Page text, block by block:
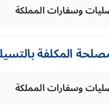
وسفارات المملكة
المكلفة
وسفارات المملكة